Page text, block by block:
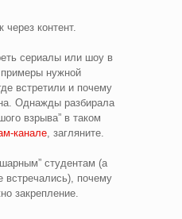
контент.
сериалы или шоу в
нужной
встретили и почему
Однажды разбирала
взрыва” в таком
канале , загляните.
студентам (а
встречались), почему
закрепление.